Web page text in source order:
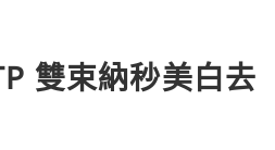
雙束納秒美白去